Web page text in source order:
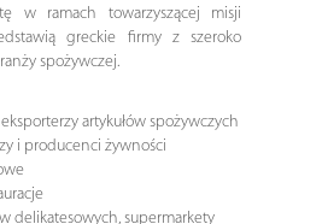
w ramach towarzyszącej misji
greckie firmy z szeroko
spożywczej.
artykułów spożywczych
i producenci żywności
delikatesowych, supermarkety